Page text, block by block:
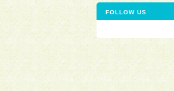
FOLLOW US